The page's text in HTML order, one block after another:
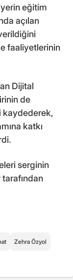
eğitim
açılan
faaliyetlerinin
Dijital
de
kaydederek,
katkı
serginin
tarafından
Zehra Özyol